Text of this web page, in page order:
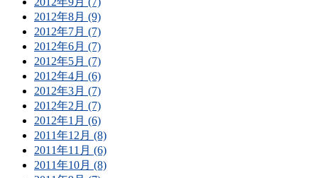
2012年8月 (9)
2012年7月 (7)
2012年6月 (7)
2012年5月 (7)
2012年4月 (6)
2012年3月 (7)
2012年2月 (7)
2012年1月 (6)
2011年12月 (8)
2011年11月 (6)
2011年10月 (8)